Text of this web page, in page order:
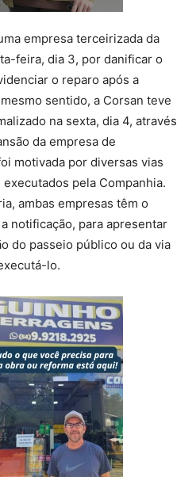
empresa terceirizada da
feira, dia 3, por danificar o
o reparo após a
sentido, a Corsan teve
na sexta, dia 4, através
da empresa de
motivada por diversas vias
pela Companhia.
ambas empresas têm o
notificação, para apresentar
do passeio público ou da via
lo.